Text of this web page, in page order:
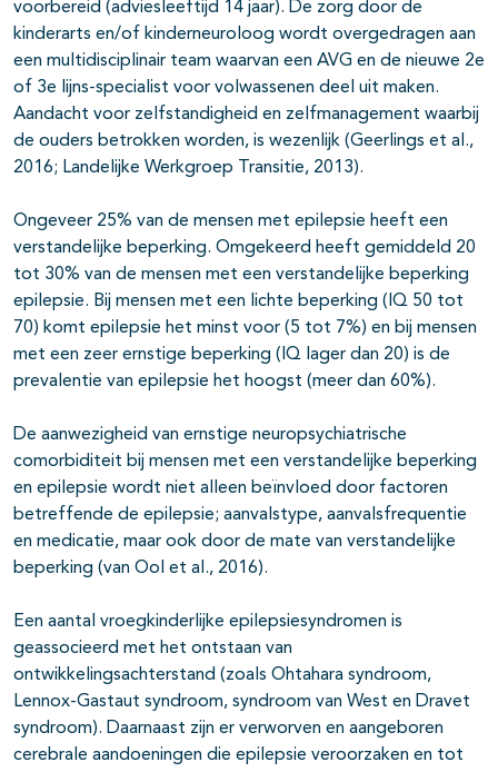
voorbereid (adviesleeftijd 14 jaar). De zorg door de
kinderarts en/of kinderneuroloog wordt overgedragen aan
een multidisciplinair team waarvan een AVG en de nieuwe 2e
of 3e lijns-specialist voor volwassenen deel uit maken.
Aandacht voor zelfstandigheid en zelfmanagement waarbij
de ouders betrokken worden, is wezenlijk (Geerlings et al.,
2016; Landelijke Werkgroep Transitie, 2013).
Ongeveer 25% van de mensen met epilepsie heeft een
verstandelijke beperking. Omgekeerd heeft gemiddeld 20
tot 30% van de mensen met een verstandelijke beperking
epilepsie. Bij mensen met een lichte beperking (IQ 50 tot
70) komt epilepsie het minst voor (5 tot 7%) en bij mensen
met een zeer ernstige beperking (IQ lager dan 20) is de
prevalentie van epilepsie het hoogst (meer dan 60%).
De aanwezigheid van ernstige neuropsychiatrische
comorbiditeit bij mensen met een verstandelijke beperking
en epilepsie wordt niet alleen beïnvloed door factoren
betreffende de epilepsie; aanvalstype, aanvalsfrequentie
en medicatie, maar ook door de mate van verstandelijke
beperking (van Ool et al., 2016).
Een aantal vroegkinderlijke epilepsiesyndromen is
geassocieerd met het ontstaan van
ontwikkelingsachterstand (zoals Ohtahara syndroom,
Lennox-Gastaut syndroom, syndroom van West en Dravet
syndroom). Daarnaast zijn er verworven en aangeboren
cerebrale aandoeningen die epilepsie veroorzaken en tot